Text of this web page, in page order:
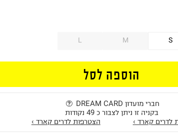
S
M
L
הוספה לסל
חברי מועדון DREAM CARD
בקניה זו ניתן לצבור כ 49 נקודות
לדרים קארד ›
הצטרפות לדרים קארד ›